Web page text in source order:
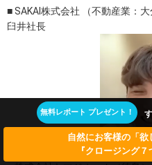
■ SAKAI株式会社 （不動産業：大
臼井社長
無料レポート プレゼント！
自然にお客様の「
『クロージング